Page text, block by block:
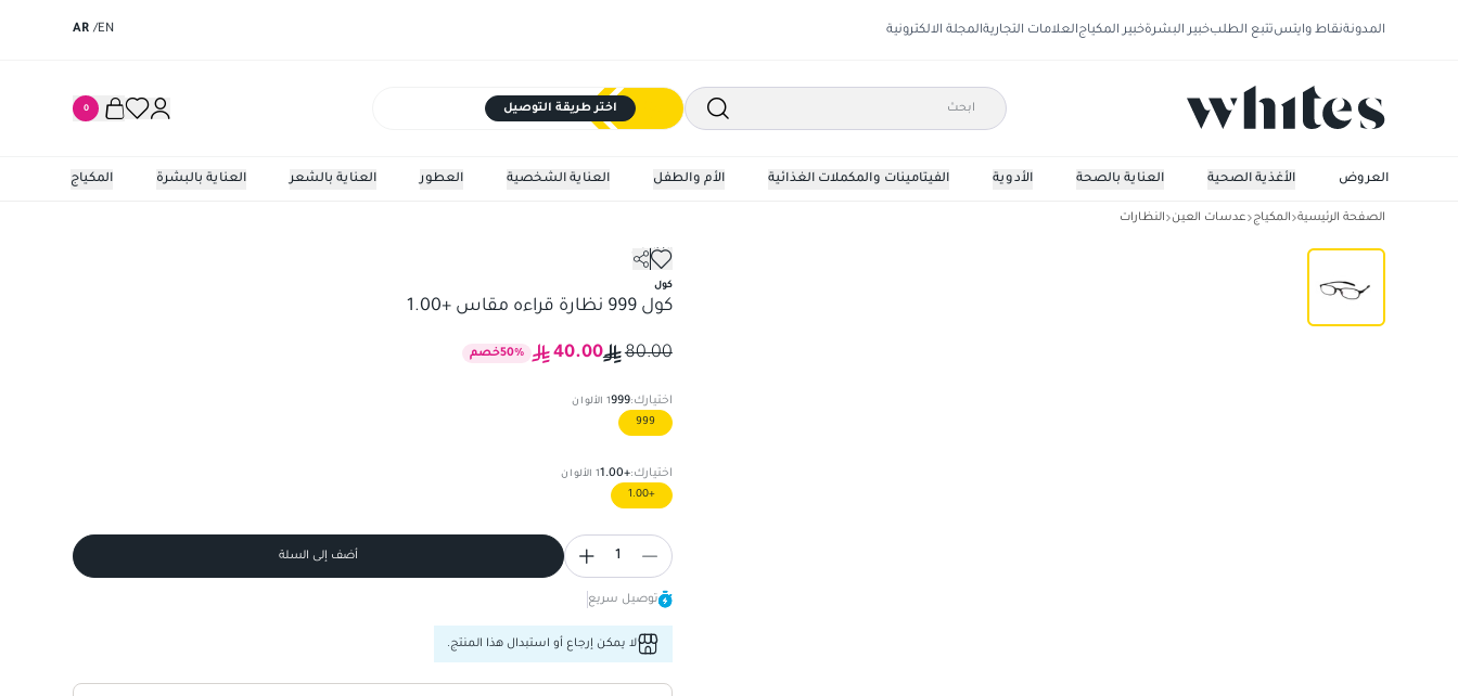
المدونةنقاط وايتستتبع الطلبخبير البشرةخبير المكياجالعلامات التجاريةالمجلة الالكترونية EN
/
AR
اختر طريقة التوصيل 0
المكياج العناية بالبشرة العناية بالشعر العطور العناية الشخصية الأم والطفل الفيتامينات والمكملات الغذائية الأدوية العناية بالصحة الأغذية الصحية العروض
الصفحة الرئيسية المكياج عدسات العين النظارات
النظارات
كول
كول 999 نظارة قراءه مقاس +1.00
80.00
40.00
50% خصم
اختيارك:999
1 الألوان
999
اختيارك:+1.00
1 الألوان
+1.00
1 أضف إلى السلة
توصيل سريع
لا يمكن إرجاع أو استبدال هذا المنتج.